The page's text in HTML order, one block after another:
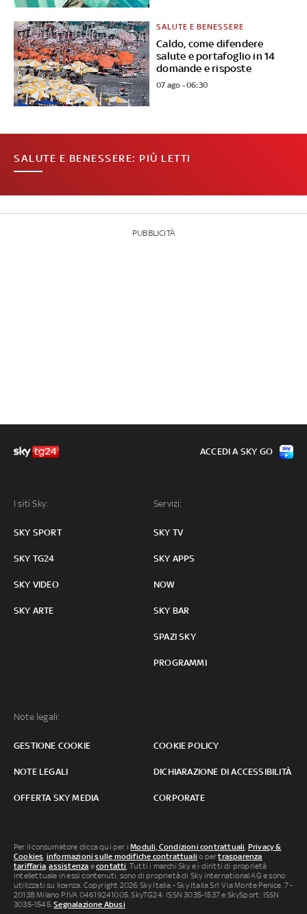
Caldo, come difendere
salute e portafoglio in 14
domande e risposte
SALUTE E BENESSERE
07 ago - 06:30
SALUTE E BENESSERE: PIÙ LETTI
PUBBLICITÀ
I siti Sky:
SKY SPORT
SKY TG24
SKY VIDEO
SKY ARTE
Servizi:
SKY TV
SKY APPS
NOW
SKY BAR
SPAZI SKY
PROGRAMMI
Note legali:
GESTIONE COOKIE COOKIE POLICY
NOTE LEGALI DICHIARAZIONE DI ACCESSIBILITÀ
OFFERTA SKY MEDIA CORPORATE
ACCEDI A SKY GO
Per il consumatore clicca qui per iModuli, Condizioni contrattuali, Privacy &
Cookies, informazioni sulle modifiche contrattuali o pertrasparenza
tariffaria,assistenza econtatti. Tutti i marchi Sky e i diritti di proprietà
intellettuale in essi contenuti, sono di proprietà di Sky international AG e sono
utilizzati su licenza. Copyright 2026 Sky Italia - Sky Italia Srl Via Monte Penice, 7 -
20138 Milano P.IVA 04619241005. SkyTG24: ISSN 3035-1537 e SkySport: ISSN
3035-1545.Segnalazione Abusi